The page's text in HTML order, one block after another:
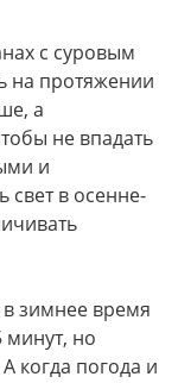
с суровым
на протяжении
а
не впадать
и
в осенне-
зимнее время
минут, но
когда погода и